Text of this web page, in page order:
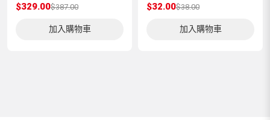
$329.00$387.00
加入購物車
$32.00$38.00
加入購物車